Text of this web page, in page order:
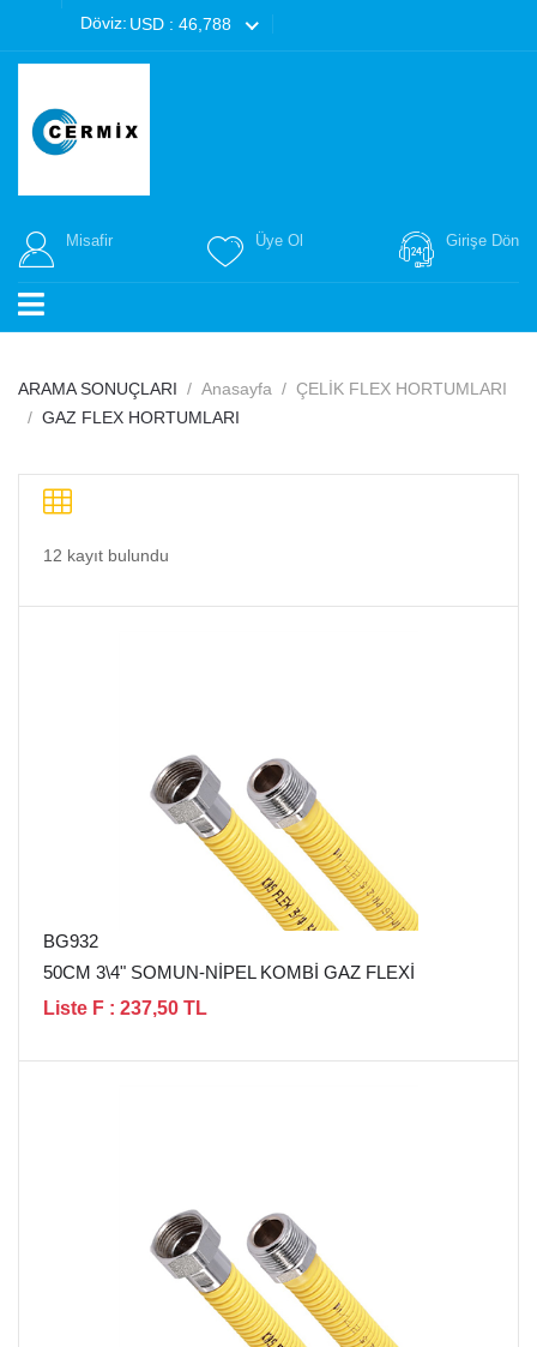
Döviz: USD : 46,788
Misafir Üye Ol Girişe Dön
ARAMA SONUÇLARI Anasayfa
ÇELİK FLEX HORTUMLARI
GAZ FLEX HORTUMLARI
12 kayıt bulundu
BG932
50CM 3\4" SOMUN-NİPEL KOMBİ GAZ FLEXİ
Liste F : 237,50 TL